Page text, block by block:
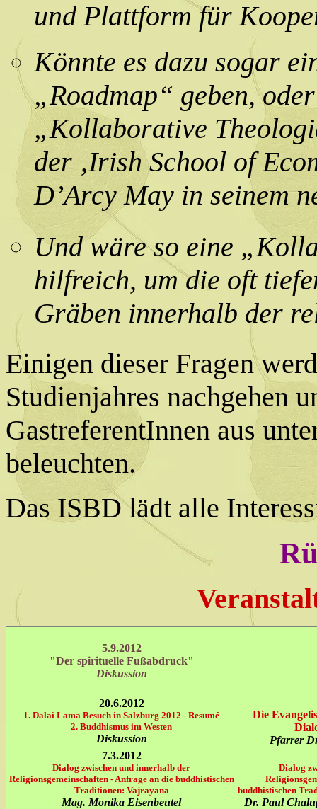
und Plattform für
Könnte es dazu sogar
„Roadmap“ geben,
„Kollaborative
der ‚Irish School of
D’Arcy May in seinem
Und wäre so eine
hilfreich, um die oft
Gräben innerhalb der
Einigen dieser Fragen
Studienjahres nachgehen
GastreferentInnen aus
beleuchten.
Das ISBD lädt alle
5.9.2012
"Der spirituelle Fußabdruck"
Diskussion
20.6.2012
1. Dalai Lama Besuch in Salzburg 2012 - Resumé
2. Buddhismus im Westen
Diskussion
Die
Pfarrer
7.3.2012
Dialog zwischen und innerhalb der
Religionsgemeinschaften - Anfrage an die buddhistischen
Traditionen: Vajrayana
Mag. Monika Eisenbeutel
Dialog
buddhistischen
Dr. Paul